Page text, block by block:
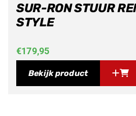
SUR-RON STUUR
STYLE
€179,95
Bekijk product